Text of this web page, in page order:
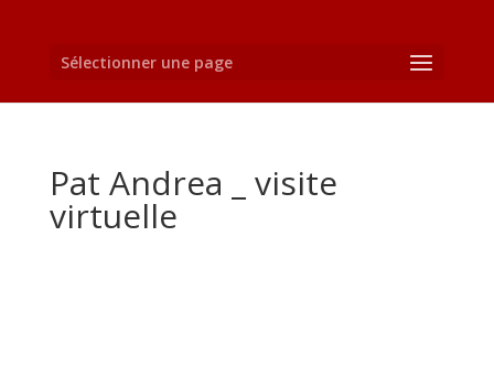
Sélectionner une page
Pat Andrea _ visite
virtuelle